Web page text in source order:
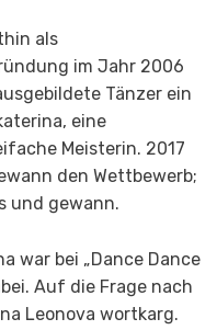
als
im Jahr 2006
Tänzer ein
eine
Meisterin. 2017
den Wettbewerb;
und gewann.
war bei „Dance Dance
Auf die Frage nach
Leonova wortkarg.